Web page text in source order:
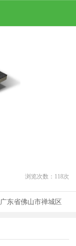
浏览次数： 118次
广东省佛山市禅城区